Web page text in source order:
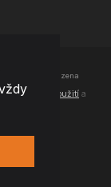
práva vyhrazena
Podmínky použití a